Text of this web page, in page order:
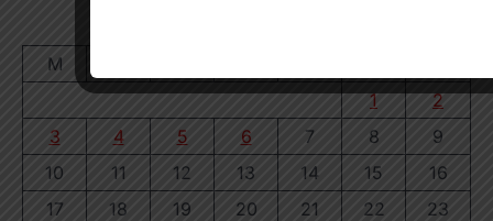
M
1
2
3
4 5 6 7 8
9
10
11 12 13 14 15
16
17
18 19 20 21 22
23